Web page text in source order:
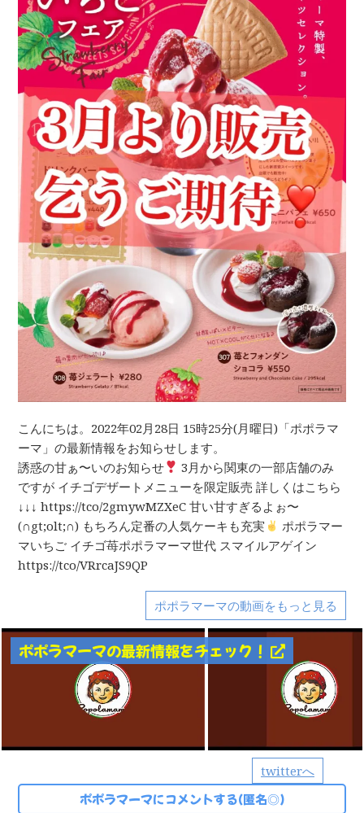
こんにちは。2022年02月28日 15時25分(月曜日)「ポポラマ
ーマ」の最新情報をお知らせします。
誘惑の甘ぁ〜いのお知らせ
3月から関東の一部店舗のみ
ですが イチゴデザートメニューを限定販売 詳しくはこちら
↓↓↓ https://tco/2gmywMZXeC 甘い甘すぎるよぉ〜
(∩gt;olt;∩) もちろん定番の人気ケーキも充実
ポポラマー
マいちご イチゴ苺ポポラマーマ世代 スマイルアゲイン
https://tco/VRrcaJS9QP
twitterへ
ポポラマーマの動画をもっと見る
ポポラマーマの最新情報をチェック！
ポポラマーマにコメントする(匿名◎)